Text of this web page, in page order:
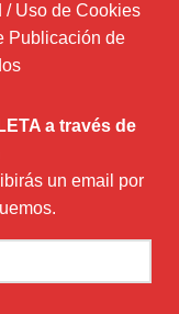
Uso de Cookies
Publicación de
a través de
un email por